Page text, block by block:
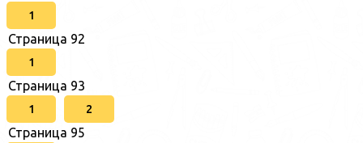
1
Страница 92
1
Страница 93
1 2
Страница 95